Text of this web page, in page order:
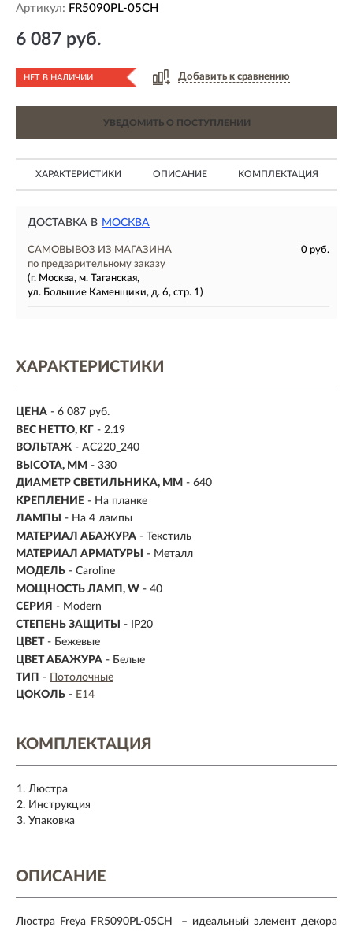
Артикул: FR5090PL-05CH
6 087 руб.
НЕТ В НАЛИЧИИ Добавить к сравнению
УВЕДОМИТЬ О ПОСТУПЛЕНИИ
ХАРАКТЕРИСТИКИ ОПИСАНИЕ КОМПЛЕКТАЦИЯ
ДОСТАВКА В МОСКВА
САМОВЫВОЗ ИЗ МАГАЗИНА
0 руб.
по предварительному заказу
(г. Москва, м. Таганская,
ул. Большие Каменщики, д. 6, стр. 1)
ХАРАКТЕРИСТИКИ
ЦЕНА - 6 087 руб.
ВЕС НЕТТО, КГ - 2.19
ВОЛЬТАЖ - AC220_240
ВЫСОТА, ММ - 330
ДИАМЕТР СВЕТИЛЬНИКА, ММ - 640
КРЕПЛЕНИЕ - На планке
ЛАМПЫ
- На 4 лампы
МАТЕРИАЛ АБАЖУРА - Текстиль
МАТЕРИАЛ АРМАТУРЫ
- Металл
МОДЕЛЬ - Caroline
МОЩНОСТЬ ЛАМП, W - 40
СЕРИЯ - Modern
СТЕПЕНЬ ЗАЩИТЫ
- IP20
ЦВЕТ - Бежевые
ЦВЕТ АБАЖУРА - Белые
ТИП -
Потолочные
ЦОКОЛЬ - E14
КОМПЛЕКТАЦИЯ
Люстра
Инструкция
Упаковка
ОПИСАНИЕ
Люстра Freya FR5090PL-05CH – идеальный элемент декора